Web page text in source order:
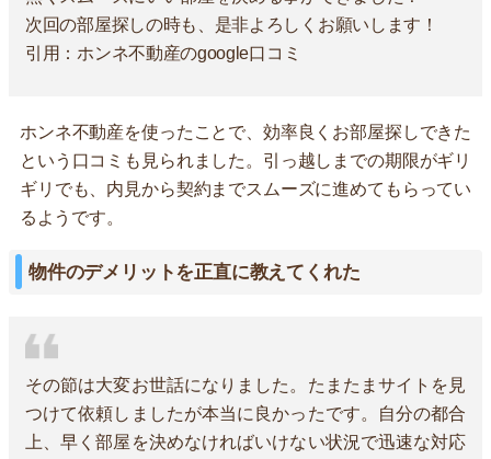
次回の部屋探しの時も、是非よろしくお願いします！
引用：ホンネ不動産のgoogle口コミ
ホンネ不動産を使ったことで、効率良くお部屋探しできた
という口コミも見られました。引っ越しまでの期限がギリ
ギリでも、内見から契約までスムーズに進めてもらってい
るようです。
物件のデメリットを正直に教えてくれた
その節は大変お世話になりました。たまたまサイトを見
つけて依頼しましたが本当に良かったです。自分の都合
上、早く部屋を決めなければいけない状況で迅速な対応